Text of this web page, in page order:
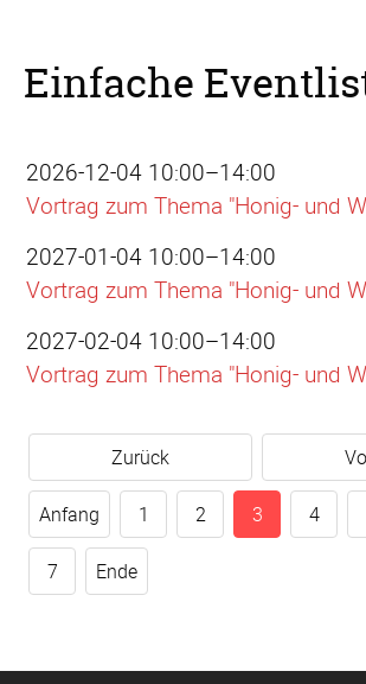
Einfache
2026-12-04 10:00–14:00
Vortrag zum Thema "Honig- und
2027-01-04 10:00–14:00
Vortrag zum Thema "Honig- und
2027-02-04 10:00–14:00
Vortrag zum Thema "Honig- und
Zurück
Anfang 1 2 3 4
7 Ende